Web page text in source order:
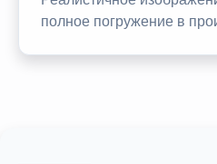
полное погружение в